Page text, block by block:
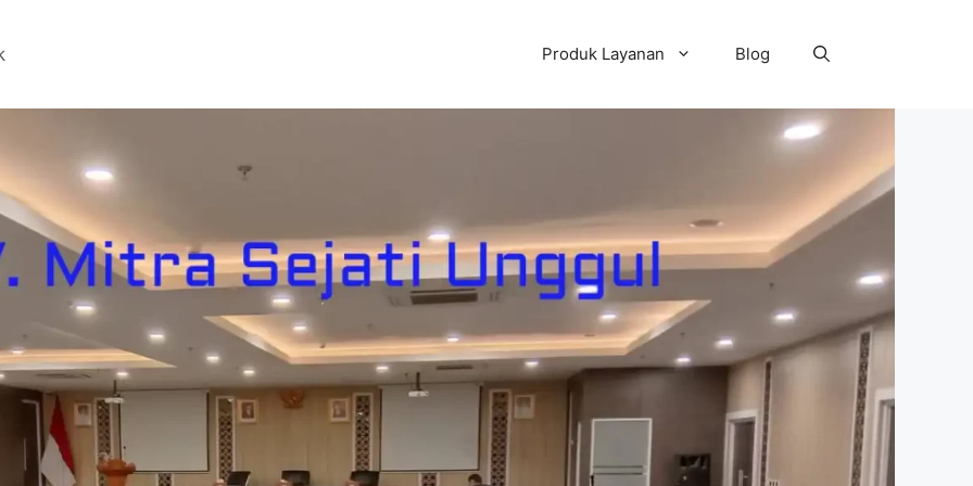
Produk Layanan Blog